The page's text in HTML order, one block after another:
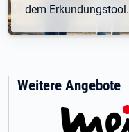
dem Erkundungstool.
Weitere Angebote